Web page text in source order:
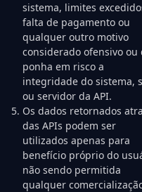
sistema, limites
falta de pagamento ou
qualquer outro motivo
considerado ofensivo ou
ponha em risco a
integridade do sistema,
ou servidor da API.
Os dados retornados
das APIs podem ser
utilizados apenas para
benefício próprio do
não sendo permitida
qualquer